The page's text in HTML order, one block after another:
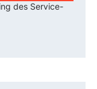
des Service-